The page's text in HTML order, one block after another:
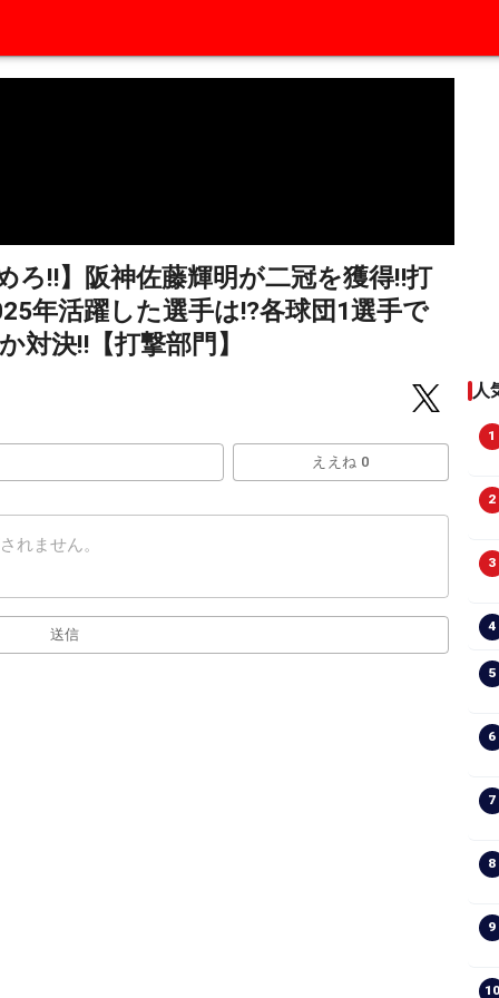
ろ‼︎】阪神佐藤輝明が二冠を獲得‼︎打
年活躍した選手は⁉︎各球団1選手で
対決‼︎【打撃部門】
ええね 0
送信
人
1
2
3
4
5
6
7
8
9
10